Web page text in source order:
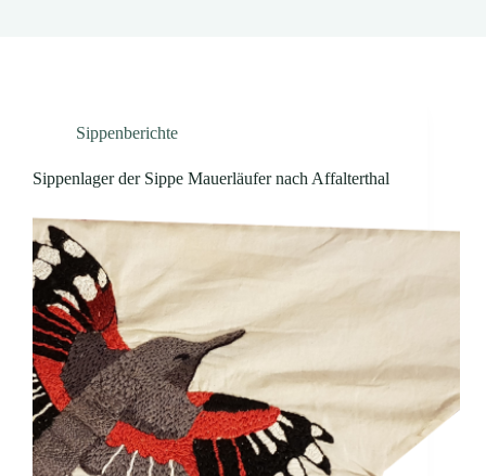
Sippenberichte
Sippenlager der Sippe Mauerläufer nach Affalterthal